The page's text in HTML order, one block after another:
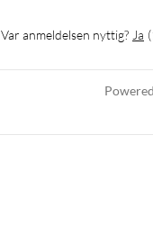
Var anmeldelsen nyttig? Ja (